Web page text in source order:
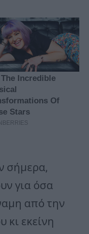
σήμερα,
για όσα
από την
εκείνη